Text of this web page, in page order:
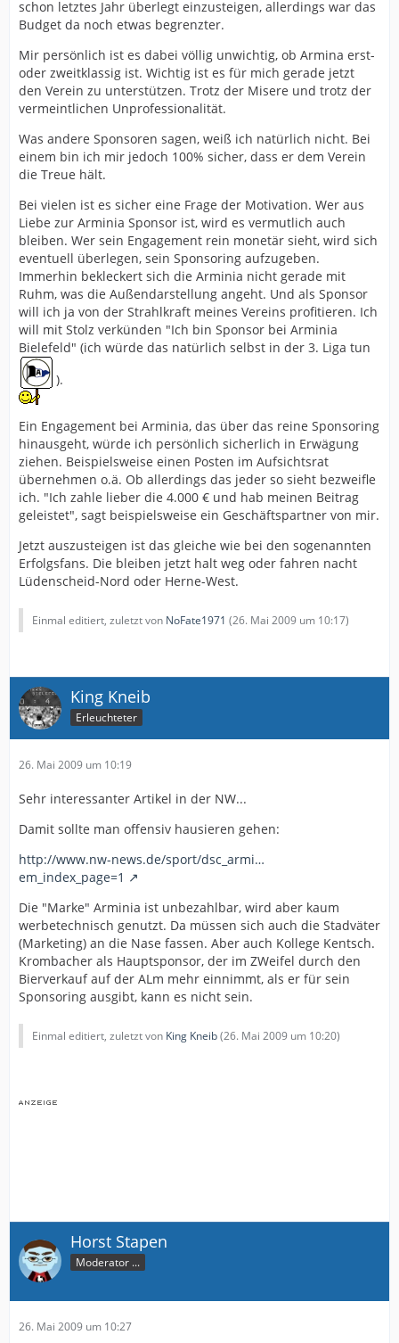
schon letztes Jahr überlegt einzusteigen, allerdings war das
Budget da noch etwas begrenzter.
Mir persönlich ist es dabei völlig unwichtig, ob Armina erst-
oder zweitklassig ist. Wichtig ist es für mich gerade jetzt
den Verein zu unterstützen. Trotz der Misere und trotz der
vermeintlichen Unprofessionalität.
Was andere Sponsoren sagen, weiß ich natürlich nicht. Bei
einem bin ich mir jedoch 100% sicher, dass er dem Verein
die Treue hält.
Bei vielen ist es sicher eine Frage der Motivation. Wer aus
Liebe zur Arminia Sponsor ist, wird es vermutlich auch
bleiben. Wer sein Engagement rein monetär sieht, wird sich
eventuell überlegen, sein Sponsoring aufzugeben.
Immerhin bekleckert sich die Arminia nicht gerade mit
Ruhm, was die Außendarstellung angeht. Und als Sponsor
will ich ja von der Strahlkraft meines Vereins profitieren. Ich
will mit Stolz verkünden "Ich bin Sponsor bei Arminia
Bielefeld" (ich würde das natürlich selbst in der 3. Liga tun
).
Ein Engagement bei Arminia, das über das reine Sponsoring
hinausgeht, würde ich persönlich sicherlich in Erwägung
ziehen. Beispielsweise einen Posten im Aufsichtsrat
übernehmen o.ä. Ob allerdings das jeder so sieht bezweifle
ich. "Ich zahle lieber die 4.000 € und hab meinen Beitrag
geleistet", sagt beispielsweise ein Geschäftspartner von mir.
Jetzt auszusteigen ist das gleiche wie bei den sogenannten
Erfolgsfans. Die bleiben jetzt halt weg oder fahren nacht
Lüdenscheid-Nord oder Herne-West.
Einmal editiert, zuletzt von NoFate1971 (26. Mai 2009 um 10:17)
King Kneib
Erleuchteter
26. Mai 2009 um 10:19
Sehr interessanter Artikel in der NW...
Damit sollte man offensiv hausieren gehen:
http://www.nw-news.de/sport/dsc_armi…
em_index_page=1
Die "Marke" Arminia ist unbezahlbar, wird aber kaum
werbetechnisch genutzt. Da müssen sich auch die Stadväter
(Marketing) an die Nase fassen. Aber auch Kollege Kentsch.
Krombacher als Hauptsponsor, der im ZWeifel durch den
Bierverkauf auf der ALm mehr einnimmt, als er für sein
Sponsoring ausgibt, kann es nicht sein.
Einmal editiert, zuletzt von King Kneib(26. Mai 2009 um 10:20)
Horst Stapen
Moderator ...
26. Mai 2009 um 10:27